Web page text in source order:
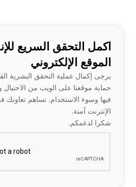
اكمل التحقق السريع
الموقع الإلكتروني
يرجى إكمال عملية التحقق البشرية
حماية موقعنا على الويب من
فيها وسوء الاستخدام. تساهم تعاونك
الإنترنت آمنة.
شكرا لدعمكم.